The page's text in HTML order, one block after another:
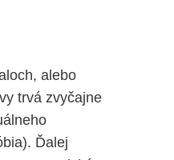
alebo
trvá zvyčajne
Ďalej